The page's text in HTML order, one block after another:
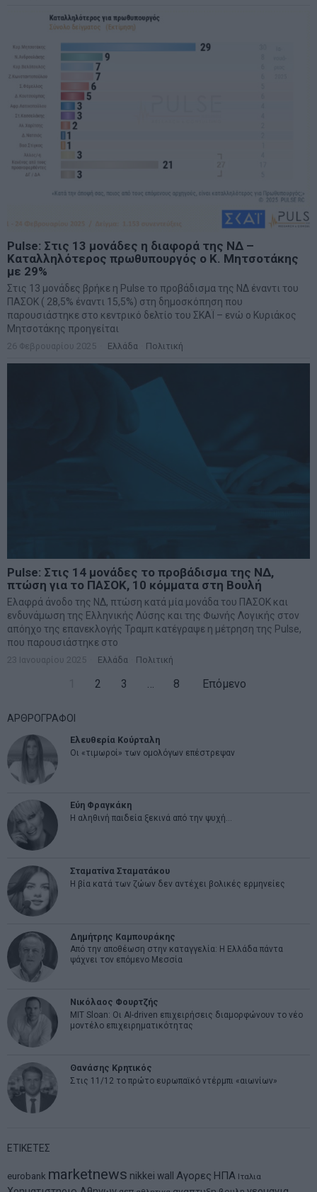
Pulse: Στις 13 μονάδες η διαφορά της ΝΔ –
Καταλληλότερος πρωθυπουργός ο Κ. Μητσοτάκης
με 29%
Στις 13 μονάδες βρήκε η Pulse το προβάδισμα της ΝΔ έναντι του
ΠΑΣΟΚ ( 28,5% έναντι 15,5%) στη δημοσκόπηση που
παρουσιάστηκε στο κεντρικό δελτίο του ΣΚΑΪ – ενώ ο Κυριάκος
Μητσοτάκης προηγείται
26 Φεβρουαρίου 2025 Ελλάδα Πολιτική
Pulse: Στις 14 μονάδες το προβάδισμα της ΝΔ,
πτώση για το ΠΑΣΟΚ, 10 κόμματα στη Βουλή
Ελαφρά άνοδο της ΝΔ, πτώση κατά μία μονάδα του ΠΑΣΟΚ και
ενδυνάμωση της Ελληνικής Λύσης και της Φωνής Λογικής στον
απόηχο της επανεκλογής Τραμπ κατέγραψε η μέτρηση της Pulse,
που παρουσιάστηκε στο
23 Ιανουαρίου 2025 Ελλάδα Πολιτική
2 3 8 Επόμενο
ΑΡΘΡΟΓΡΑΦΟΙ
Ελευθερία Κούρταλη
Οι «τιμωροί» των ομολόγων επέστρεψαν
Εύη Φραγκάκη
Η αληθινή παιδεία ξεκινά από την ψυχή…
Σταματίνα Σταματάκου
Η βία κατά των ζώων δεν αντέχει βολικές ερμηνείες
Δημήτρης Καμπουράκης
Από την αποθέωση στην καταγγελία: Η Ελλάδα πάντα
ψάχνει τον επόμενο Μεσσία
Νικόλαος Φουρτζής
MIT Sloan: Οι AI-driven επιχειρήσεις διαμορφώνουν το νέο
μοντέλο επιχειρηματικότητας
Θανάσης Κρητικός
Στις 11/12 το πρώτο ευρωπαϊκό ντέρμπι «αιωνίων»
ΕΤΙΚΕΤΕΣ
eurobank marketnews nikkei wall Αγορες ΗΠΑ Ιταλια